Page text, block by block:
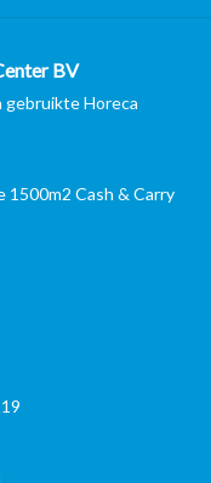
BV
gebruikte Horeca
1500m2 Cash & Carry